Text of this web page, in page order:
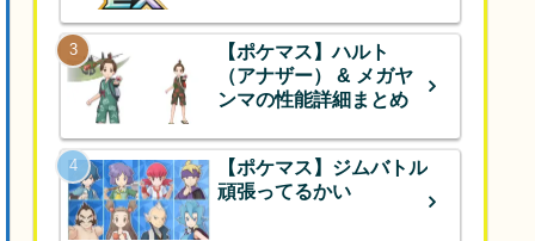
【ポケマス】ハルト
（アナザー） & メガヤ
ンマの性能詳細まとめ
【ポケマス】ジムバトル
頑張ってるかい